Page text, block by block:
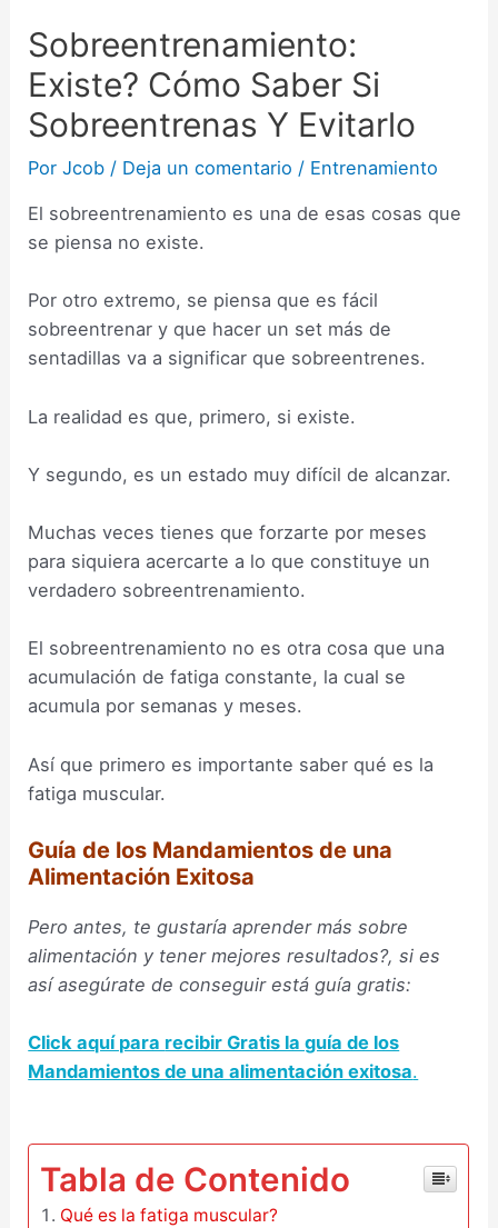
Sobreentrenamiento:
Existe? Cómo Saber Si
Sobreentrenas Y Evitarlo
PorJcob / Deja un comentario / Entrenamiento
El sobreentrenamiento es una de esas cosas que
se piensa no existe.
Por otro extremo, se piensa que es fácil
sobreentrenar y que hacer un set más de
sentadillas va a significar que sobreentrenes.
La realidad es que, primero, si existe.
Y segundo, es un estado muy difícil de alcanzar.
Muchas veces tienes que forzarte por meses
para siquiera acercarte a lo que constituye un
verdadero sobreentrenamiento.
El sobreentrenamiento no es otra cosa que una
acumulación de fatiga constante, la cual se
acumula por semanas y meses.
Así que primero es importante saber qué es la
fatiga muscular.
Guía de los Mandamientos de una
Alimentación Exitosa
Pero antes, te gustaría aprender más sobre
alimentación y tener mejores resultados?, si es
así asegúrate de conseguir está guía gratis:
Click aquí para recibir Gratis la guía de los
Mandamientos de una alimentación exitosa.
Tabla de Contenido
Qué es la fatiga muscular?